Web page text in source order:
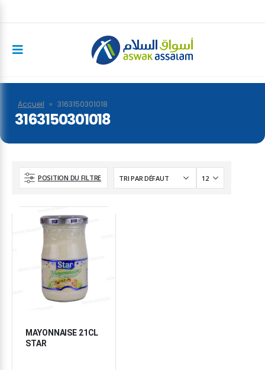
Accueil » 3163150301018
3163150301018
POSITION DU FILTRE
MAYONNAISE 21CL
STAR